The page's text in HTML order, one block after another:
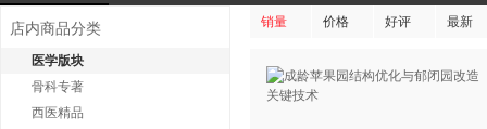
店内商品分类
医学版块
骨科专著
西医精品
销量 价格 好评 最新
键
打